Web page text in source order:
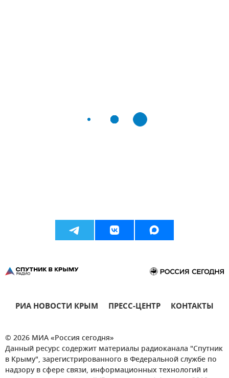
РИА НОВОСТИ КРЫМ ПРЕСС-ЦЕНТР КОНТАКТЫ
© 2026 МИА «Россия сегодня»
Данный ресурс содержит материалы радиоканала "Спутник
в Крыму", зарегистрированного в Федеральной службе по
надзору в сфере связи, информационных технологий и